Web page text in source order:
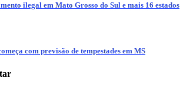
ilegal em Mato Grosso do Sul e mais 16 estados
com previsão de tempestades em MS